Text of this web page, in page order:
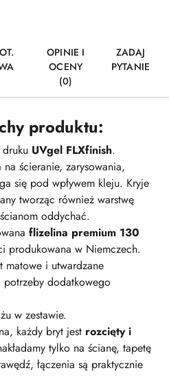
OPINIE I
OCENY
(0)
ZADAJ
PYTANIE
produktu:
UVgel FLXfinish.
ścieranie, zarysowania,
się pod wpływem kleju. Kryje
tworząc również warstwę
oddychać.
flizelina premium 130
produkowana w Niemczech.
matowe i utwardzane
dodatkowego
w zestawie.
każdy bryt jest rozcięty i
tylko na ścianę, tapetę
łączenia są praktycznie